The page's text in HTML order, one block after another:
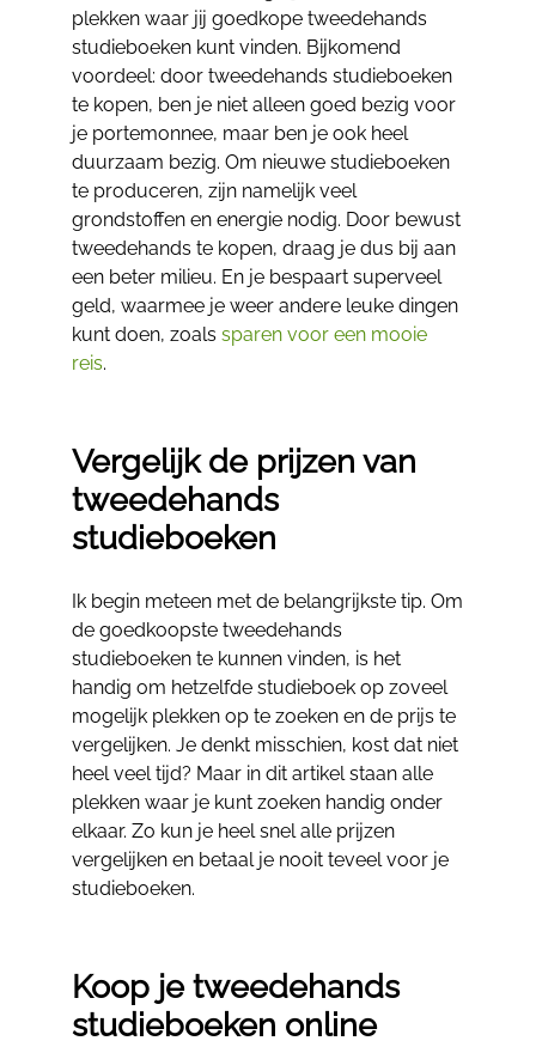
plekken waar jij goedkope tweedehands
studieboeken kunt vinden. Bijkomend
voordeel: door tweedehands studieboeken
te kopen, ben je niet alleen goed bezig voor
je portemonnee, maar ben je ook heel
duurzaam bezig. Om nieuwe studieboeken
te produceren, zijn namelijk veel
grondstoffen en energie nodig. Door bewust
tweedehands te kopen, draag je dus bij aan
een beter milieu. En je bespaart superveel
geld, waarmee je weer andere leuke dingen
kunt doen, zoals sparen voor een mooie
reis.
Vergelijk de prijzen van
tweedehands
studieboeken
Ik begin meteen met de belangrijkste tip. Om
de goedkoopste tweedehands
studieboeken te kunnen vinden, is het
handig om hetzelfde studieboek op zoveel
mogelijk plekken op te zoeken en de prijs te
vergelijken. Je denkt misschien, kost dat niet
heel veel tijd? Maar in dit artikel staan alle
plekken waar je kunt zoeken handig onder
elkaar. Zo kun je heel snel alle prijzen
vergelijken en betaal je nooit teveel voor je
studieboeken.
Koop je tweedehands
studieboeken online